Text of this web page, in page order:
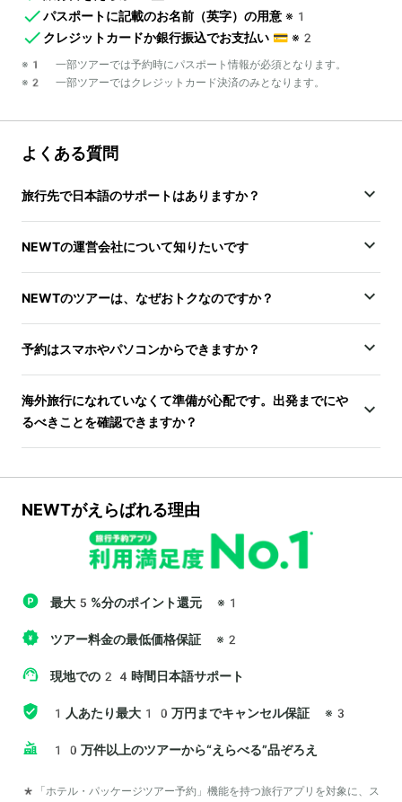
パスポートに記載のお名前（英字）の用意 ※1
クレジットカードか銀行振込でお支払い 💳 ※2
※1 一部ツアーでは予約時にパスポート情報が必須となります。
※2 一部ツアーではクレジットカード決済のみとなります。
よくある質問
旅行先で日本語のサポートはありますか？
NEWTの運営会社について知りたいです
NEWTのツアーは、なぜおトクなのですか？
予約はスマホやパソコンからできますか？
海外旅行になれていなくて準備が心配です。出発までにや
るべきことを確認できますか？
NEWTがえらばれる理由
最大5%分のポイント還元 ※1
ツアー料金の最低価格保証 ※2
現地での24時間日本語サポート
1人あたり最大10万円までキャンセル保証 ※3
10万件以上のツアーから“えらべる”品ぞろえ
*「ホテル・パッケージツアー予約」機能を持つ旅行アプリを対象に、ス